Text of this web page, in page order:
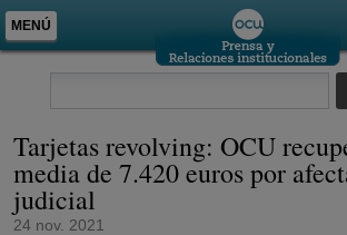
MENÚ
Tarjetas revolving: OCU
media de 7.420 euros por
judicial
24 nov. 2021